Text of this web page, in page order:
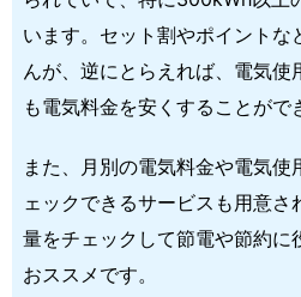
います。セット割やポイントな
んが、逆にとらえれば、電気
も電気料金を安くすることがで
また、月別の電気料金や電気
ェックできるサービスも用意
量をチェックして節電や節約に
おススメです。